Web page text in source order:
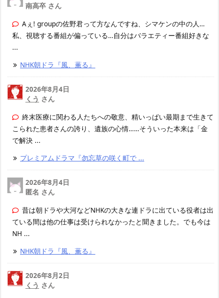
南高卒 さん
Aぇ! groupの佐野君って方なんですね、シマケンの中の人…
私、視聴する番組が偏っている…自分はバラエティー番組好きな
...
NHK朝ドラ『風、薫る』
2026年8月4日
くう さん
終末医療に関わる人たちへの敬意、精いっぱい最期まで生きて
こられた患者さんの誇り、遺族の心情……そういった本来は「金
で解決 ...
プレミアムドラマ『勿忘草の咲く町で ...
2026年8月4日
匿名 さん
昔は朝ドラや大河などNHKの大きな連ドラに出ている役者は出
ている間は他の仕事は受けられなかったと聞きました。でも今は
NH ...
NHK朝ドラ『風、薫る』
2026年8月2日
くう さん